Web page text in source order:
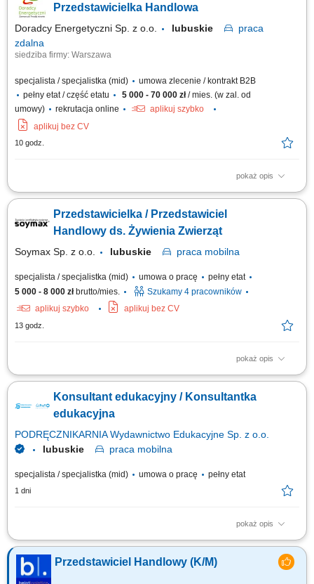
rozmów handlowych, spotkań oraz prezentowanie oferty firmy.
Negocjowanie warunków...
Przedstawicielka Handlowa
Doradcy Energetyczni Sp. z o.o. lubuskie
praca
zdalna
siedziba firmy: Warszawa
specjalista / specjalistka (mid)
umowa zlecenie / kontrakt B2B
pełny etat / część etatu
5 000 - 70 000 zł/ mies. (w zal. od
umowy)
rekrutacja online
aplikuj szybko
aplikuj bez CV
10 godz.
pokaż opis
Opis stanowiska: Doradzanie klientom biznesowym w wyborze ofert
rozwijanie długofalowych relacji biznesowych. Analizowanie potrzeb
przedsiębiorstw i przygotowywanie dopasowanych rozwiązań.
Przedstawicielka / Przedstawiciel
Handlowy ds. Żywienia Zwierząt
Soymax Sp. z o.o. lubuskie praca mobilna
specjalista / specjalistka (mid) umowa o pracę
pełny etat
5 000 - 8 000 złbrutto/mies.
Szukamy 4 pracowników
aplikuj szybko
aplikuj bez CV
13 godz.
pokaż opis
Poszukujemy Konsultantów ds. Żywienia w kilku lokalizacjach w Polsce.
bydła na wyznaczonym obszarze. Aktywne pozyskiwanie nowych klientów
oraz utrzymywanie długofalowych relacji z obecnymi kontrahentami.
Konsultant edukacyjny / Konsultantka
edukacyjna
PODRĘCZNIKARNIA Wydawnictwo Edukacyjne Sp. z o.o.
lubuskie
praca mobilna
specjalista / specjalistka (mid) umowa o pracę pełny etat
1 dni
pokaż opis
Opis stanowiska: Pozyskiwanie nowych partnerów biznesowych oraz
wielopłaszczyznowa rozbudowa portfela podmiotów z sektora oświatowo-
wychowawczego; Przeprowadzanie bezpośrednich spotkań handlowych i
prezentacja asortymentu wyposażenia, sprzętu multimedialnego oraz
Przedstawiciel Handlowy (K/M)